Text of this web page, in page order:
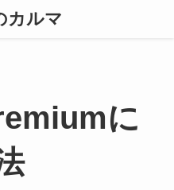
カルマ
に